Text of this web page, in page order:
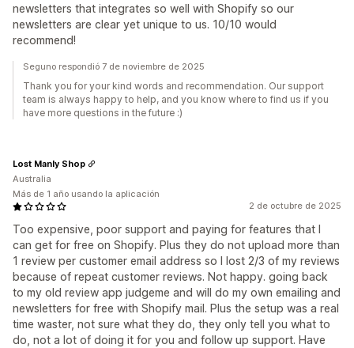
newsletters that integrates so well with Shopify so our
newsletters are clear yet unique to us. 10/10 would
recommend!
Seguno respondió 7 de noviembre de 2025
Thank you for your kind words and recommendation. Our support
team is always happy to help, and you know where to find us if you
have more questions in the future :)
2 de octubre de 2025
Too expensive, poor support and paying for features that I
can get for free on Shopify. Plus they do not upload more than
1 review per customer email address so I lost 2/3 of my reviews
because of repeat customer reviews. Not happy. going back
to my old review app judgeme and will do my own emailing and
newsletters for free with Shopify mail. Plus the setup was a real
time waster, not sure what they do, they only tell you what to
do, not a lot of doing it for you and follow up support. Have
Lost Manly Shop
Australia
Más de 1 año usando la aplicación